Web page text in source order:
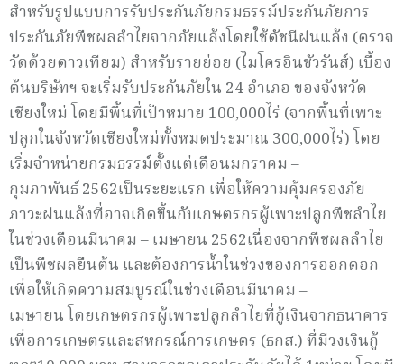
สำหรับรูปแบบการรับประกันภัยกรมธรรม์ประกันภัยการ
ประกันภัยพืชผลลำไยจากภัยแล้งโดยใช้ดัชนีฝนแล้ง (ตรวจ
วัดด้วยดาวเทียม) สำหรับรายย่อย (ไมโครอินชัวรันส์) เบื้อง
ต้นบริษัทฯ จะเริ่มรับประกันภัยใน 24 อำเภอ ของจังหวัด
เชียงใหม่ โดยมีพื้นที่เป้าหมาย 100,000ไร่ (จากพื้นที่เพาะ
ปลูกในจังหวัดเชียงใหม่ทั้งหมดประมาณ 300,000ไร่) โดย
เริ่มจำหน่ายกรมธรรม์ตั้งแต่เดือนมกราคม –
กุมภาพันธ์ 2562เป็นระยะแรก เพื่อให้ความคุ้มครองภัย
ภาวะฝนแล้งที่อาจเกิดขึ้นกับเกษตรกรผู้เพาะปลูกพืชลำไย
ในช่วงเดือนมีนาคม – เมษายน 2562เนื่องจากพืชผลลำไย
เป็นพืชผลยืนต้น และต้องการน้ำในช่วงของการออกดอก
เพื่อให้เกิดความสมบูรณ์ในช่วงเดือนมีนาคม –
เมษายน โดยเกษตรกรผู้เพาะปลูกลำไยที่กู้เงินจากธนาคาร
เพื่อการเกษตรและสหกรณ์การเกษตร (ธกส.) ที่มีวงเงินกู้